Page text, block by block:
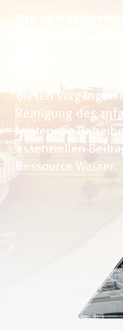
Händewaschen,
Autowaschen,
diesen Vorgängen
Reinigung des
leisten die
essenziellen
Ressource Wasser.